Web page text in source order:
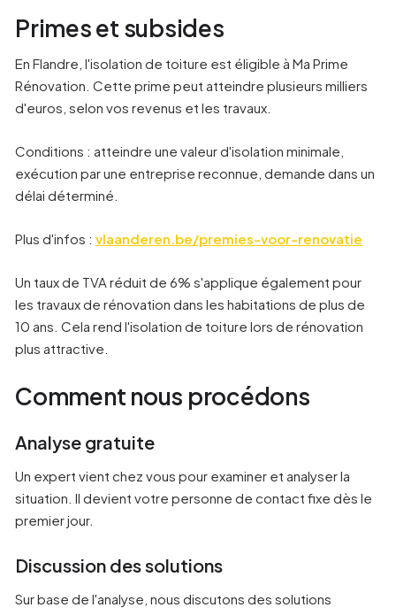
Primes et subsides
En Flandre, l'isolation de toiture est éligible à Ma Prime
Rénovation. Cette prime peut atteindre plusieurs milliers
d'euros, selon vos revenus et les travaux.
Conditions : atteindre une valeur d'isolation minimale,
exécution par une entreprise reconnue, demande dans un
délai déterminé.
Plus d'infos : vlaanderen.be/premies-voor-renovatie
Un taux de TVA réduit de 6% s'applique également pour
les travaux de rénovation dans les habitations de plus de
10 ans. Cela rend l'isolation de toiture lors de rénovation
plus attractive.
Comment nous procédons
Analyse gratuite
Un expert vient chez vous pour examiner et analyser la
situation. Il devient votre personne de contact fixe dès le
premier jour.
Discussion des solutions
Sur base de l'analyse, nous discutons des solutions